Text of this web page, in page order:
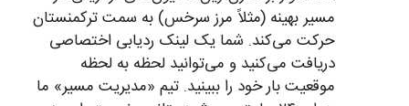
مسیر بهینه (مثلاً مرز سرخس) به سمت ترکمنستان
حرکت می‌کند. شما یک لینک ردیابی اختصاصی
دریافت می‌کنید و می‌توانید لحظه به لحظه
موقعیت بار خود را ببینید. تیم «مدیریت مسیر» ما